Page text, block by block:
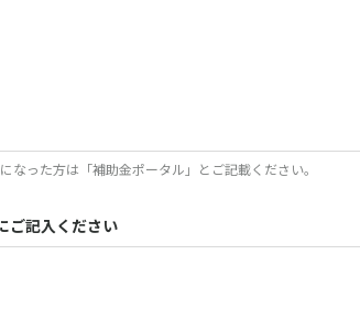
った方は「補助金ポータル」とご記載ください。
ご記入ください